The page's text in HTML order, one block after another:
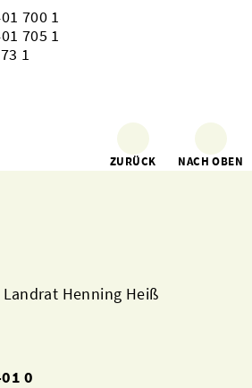
700 1
705 1
1
ZURÜCK NACH OBEN
Henning Heiß
0